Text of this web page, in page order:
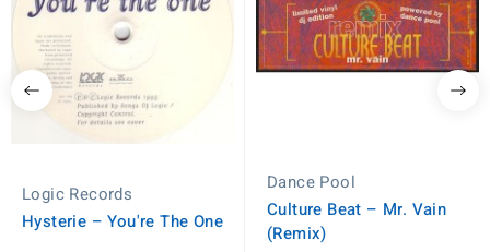
Logic Records
Hysterie – You're The One
Dance Pool
Culture Beat ‎– Mr. Vain
(Remix)